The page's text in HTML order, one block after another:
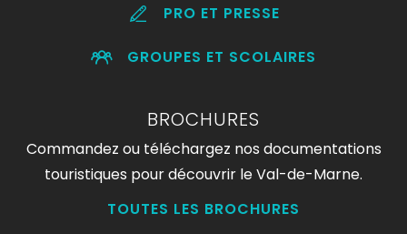
PRO ET PRESSE
GROUPES ET SCOLAIRES
BROCHURES
Commandez ou téléchargez nos documentations
touristiques pour découvrir le Val-de-Marne.
TOUTES LES BROCHURES